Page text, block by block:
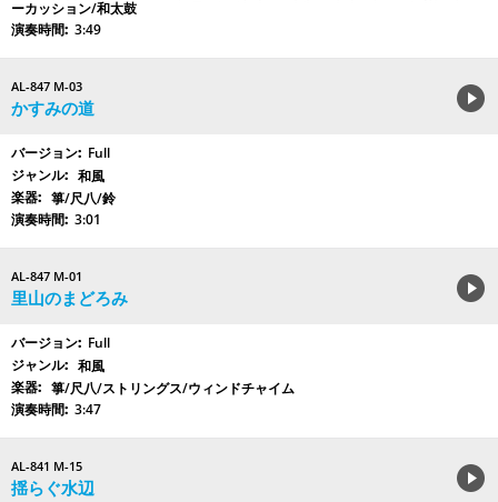
ーカッション/和太鼓
3:49
AL-847 M-03
かすみの道
Full
和風
箏/尺八/鈴
3:01
AL-847 M-01
里山のまどろみ
Full
和風
箏/尺八/ストリングス/ウィンドチャイム
3:47
AL-841 M-15
揺らぐ水辺